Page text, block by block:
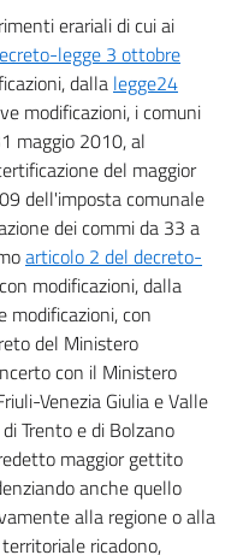
erariali di cui ai
legge 3 ottobre
dalla legge24
modificazioni, i comuni
maggio 2010, al
del maggior
dell'imposta comunale
dei commi da 33 a
articolo 2 del decreto-
modificazioni, dalla
modificazioni, con
del Ministero
con il Ministero
Venezia Giulia e Valle
Trento e di Bolzano
maggior gettito
anche quello
alla regione o alla
ricadono,